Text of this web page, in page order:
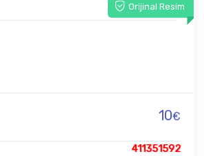
Orijinal Resim
10€
411351592